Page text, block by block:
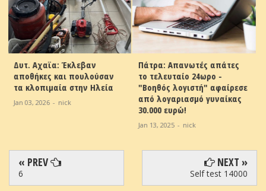
Πάτρα: Απανωτές απάτες
το τελευταίο 24ωρο -
"Βοηθός λογιστή" αφαίρεσε
από λογαριασμό γυναίκας
30.000 ευρώ!
Ολυμπία Οδός: “Σπάει” το
φράγμα του 70% η πρόοδος
στο Πάτρα – Πύργος
Dec 18, 2024 - nick
« PREV
6
NEXT »
Self test 14000